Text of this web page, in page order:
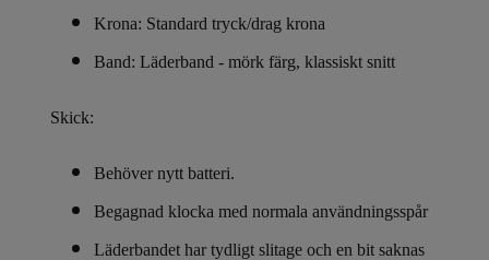
Krona: Standard tryck/drag krona
Band: Läderband - mörk färg, klassiskt snitt
Skick:
Behöver nytt batteri.
Begagnad klocka med normala användningsspår
Läderbandet har tydligt slitage och en bit saknas